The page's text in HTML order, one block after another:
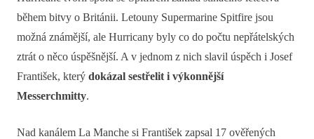
během bitvy o Británii. Letouny Supermarine Spitfire jsou
možná známější, ale Hurricany byly co do počtu nepřátelských
ztrát o něco úspěšnější. A v jednom z nich slavil úspěch i Josef
František, který dokázal sestřelit i výkonnější
Messerchmitty.
Nad kanálem La Manche si František zapsal 17 ověřených